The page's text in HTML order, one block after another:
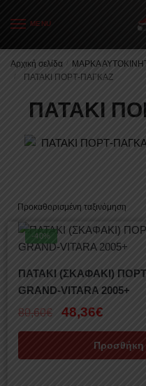
MENU
Αρχική σελίδα ΜΑΡΚΑ
ΠΑΤΑΚΙ ΠΟΡΤ-ΠΑΓΚΑΖ
ΠΑΤΑΚΙ
-40%
ΠΑΤΑΚΙ (ΣΚΑΦΑΚΙ)
GRAND-VITARA 2005+
80,60€ 48,36€
Προσθήκη